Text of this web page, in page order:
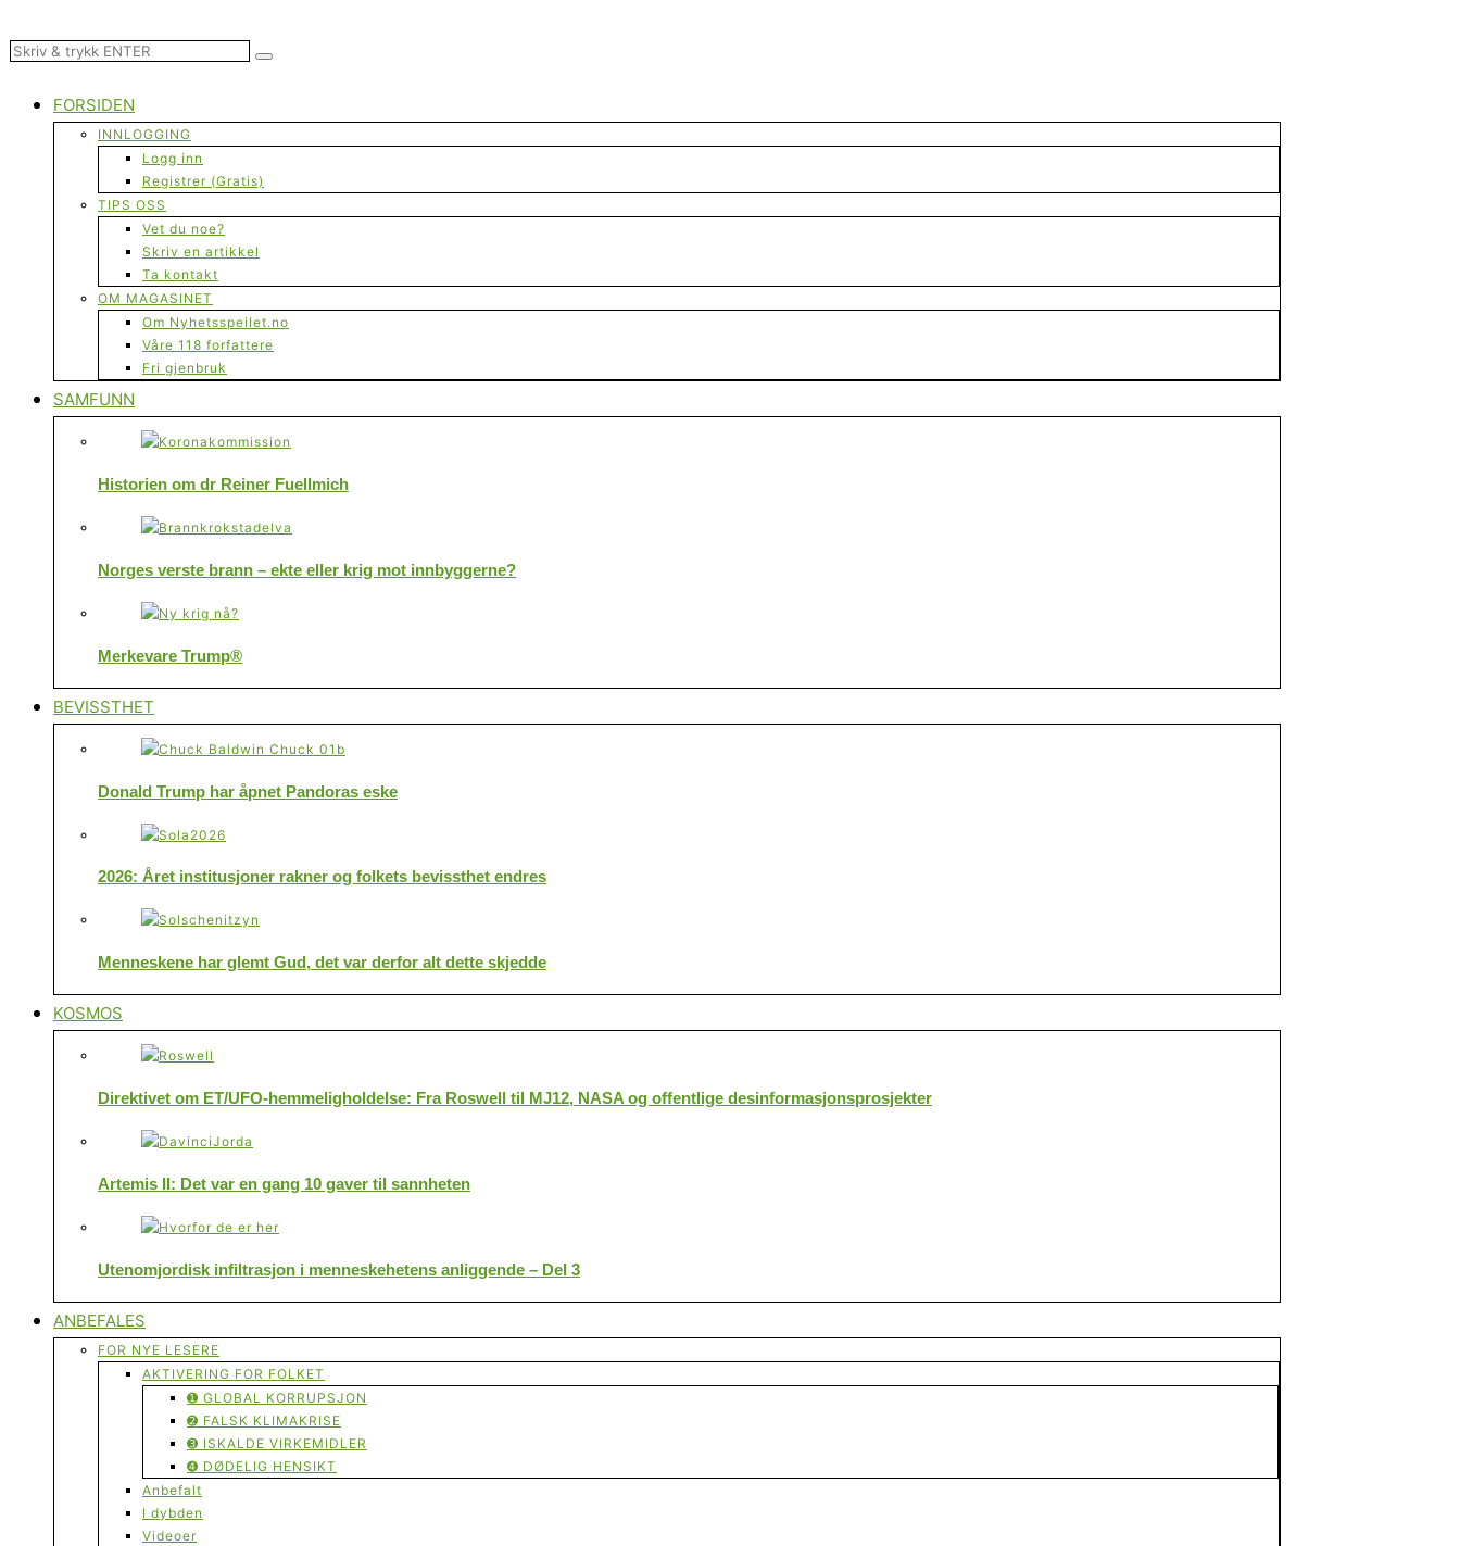
FORSIDEN
INNLOGGING
Logg inn
Registrer (Gratis)
TIPS OSS
Vet du noe?
Skriv en artikkel
Ta kontakt
OM MAGASINET
Om Nyhetsspeilet.no
Våre 118 forfattere
Fri gjenbruk
SAMFUNN
Historien om dr Reiner Fuellmich
Norges verste brann – ekte eller krig mot innbyggerne?
Merkevare Trump®
BEVISSTHET
Donald Trump har åpnet Pandoras eske
2026: Året institusjoner rakner og folkets bevissthet endres
Menneskene har glemt Gud, det var derfor alt dette skjedde
KOSMOS
Direktivet om ET/UFO-hemmeligholdelse: Fra Roswell til MJ12, NASA og offentlige desinformasjonsprosjekter
Artemis II: Det var en gang 10 gaver til sannheten
Utenomjordisk infiltrasjon i menneskehetens anliggende – Del 3
ANBEFALES
FOR NYE LESERE
AKTIVERING FOR FOLKET
➊ GLOBAL KORRUPSJON
➋ FALSK KLIMAKRISE
➌ ISKALDE VIRKEMIDLER
➍ DØDELIG HENSIKT
Anbefalt
I dybden
Videoer